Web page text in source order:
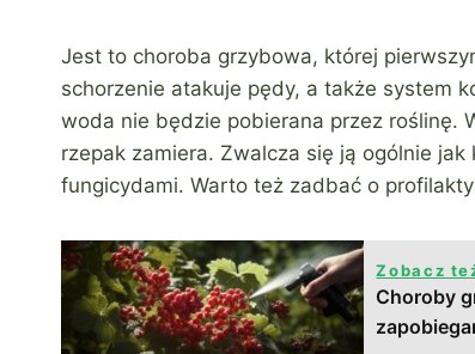
Jest to choroba grzybowa, której
schorzenie atakuje pędy, a także system
woda nie będzie pobierana przez roślinę.
rzepak zamiera. Zwalcza się ją ogólnie
fungicydami. Warto też zadbać o
Zobacz
Choroby